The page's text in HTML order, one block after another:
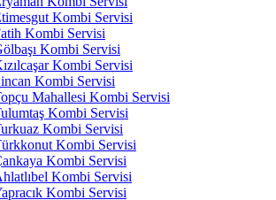
Kombi Servisi
Kombi Servisi
Kombi Servisi
Kombi Servisi
Kombi Servisi
Mahallesi Kombi Servisi
Kombi Servisi
Kombi Servisi
Kombi Servisi
Kombi Servisi
Kombi Servisi
Kombi Servisi